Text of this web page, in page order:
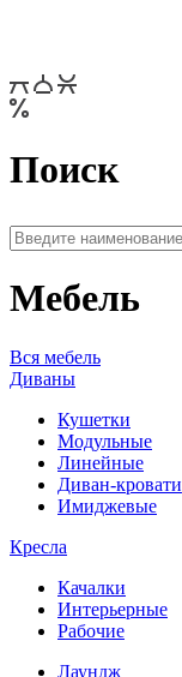
Поиск
Мебель
Вся мебель
Диваны
Кушетки
Модульные
Линейные
Диван-кровати
Имиджевые
Кресла
Качалки
Интерьерные
Рабочие
Лаундж